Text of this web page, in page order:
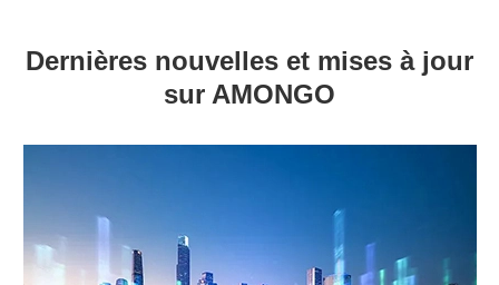
Dernières nouvelles et mises à jour
sur AMONGO